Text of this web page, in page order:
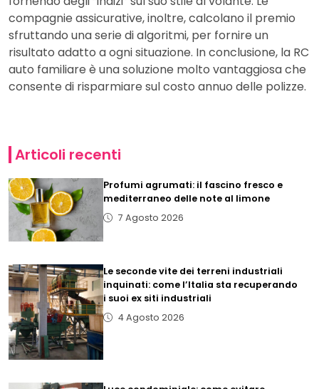
compagnie assicurative, inoltre, calcolano il premio
sfruttando una serie di algoritmi, per fornire un
risultato adatto a ogni situazione. In conclusione, la RC
auto familiare è una soluzione molto vantaggiosa che
consente di risparmiare sul costo annuo delle polizze.
Articoli recenti
Profumi agrumati: il fascino fresco e
mediterraneo delle note al limone
7 Agosto 2026
Le seconde vite dei terreni industriali
inquinati: come l’Italia sta recuperando
i suoi ex siti industriali
4 Agosto 2026